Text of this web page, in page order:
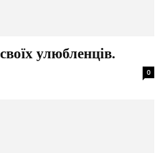
улюбленців.
0